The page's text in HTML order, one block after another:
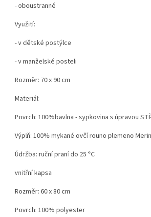
- oboustranné
Využití:
- v dětské postýlce
- v manželské posteli
Rozměr: 70 x 90 cm
Materiál:
Povrch: 100%bavlna - sypkovina s úpravou
Výplň: 100% mykané ovčí rouno plemeno
Údržba: ruční praní do 25 °C
vnitřní kapsa
Rozměr: 60 x 80 cm
Povrch: 100% polyester